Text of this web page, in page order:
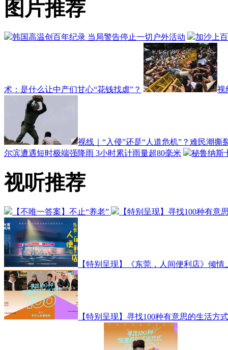
图片推荐
韩国高温创百年纪录 当局警告停止一切户外活动 加沙上
术：是什么让中产们甘心“花钱找虐”？ 视
视线｜“入侵”还是“人道危机”？难民潮撕
尔滨遭遇短时极端强降雨 3小时累计雨量超80毫米
秘鲁纳斯
视听推荐
【不唯一答案】不止“养老” 【特别呈现】寻找100种有意
【特别呈现】《东莞，人间便利店》倾
【特别呈现】寻找100种有意思的生活方